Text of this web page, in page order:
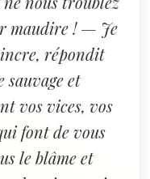
maudire ! — Je
répondit
et
vos vices, vos
font de vous
le blâme et